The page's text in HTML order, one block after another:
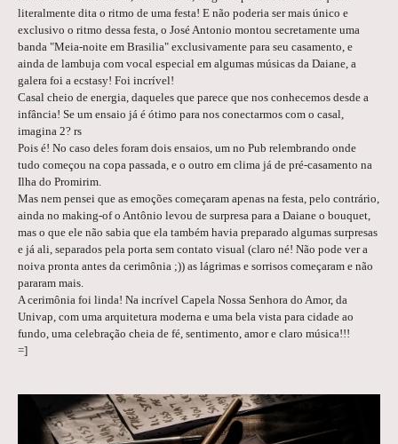
literalmente dita o ritmo de uma festa! E não poderia ser mais único e
exclusivo o ritmo dessa festa, o José Antonio montou secretamente uma
banda "Meia-noite em Brasilia" exclusivamente para seu casamento, e
ainda de lambuja com vocal especial em algumas músicas da Daiane, a
galera foi a ecstasy! Foi incrível!
Casal cheio de energia, daqueles que parece que nos conhecemos desde a
infância! Se um ensaio já é ótimo para nos conectarmos com o casal,
imagina 2? rs
Pois é! No caso deles foram dois ensaios, um no Pub relembrando onde
tudo começou na copa passada, e o outro em clima já de pré-casamento na
Ilha do Promirim.
Mas nem pensei que as emoções começaram apenas na festa, pelo contrário,
ainda no making-of o Antônio levou de surpresa para a Daiane o bouquet,
mas o que ele não sabia que ela também havia preparado algumas surpresas
e já ali, separados pela porta sem contato visual (claro né! Não pode ver a
noiva pronta antes da cerimônia ;)) as lágrimas e sorrisos começaram e não
pararam mais.
A cerimônia foi linda! Na incrível Capela Nossa Senhora do Amor, da
Univap, com uma arquitetura moderna e uma bela vista para cidade ao
fundo, uma celebração cheia de fé, sentimento, amor e claro música!!!
=]